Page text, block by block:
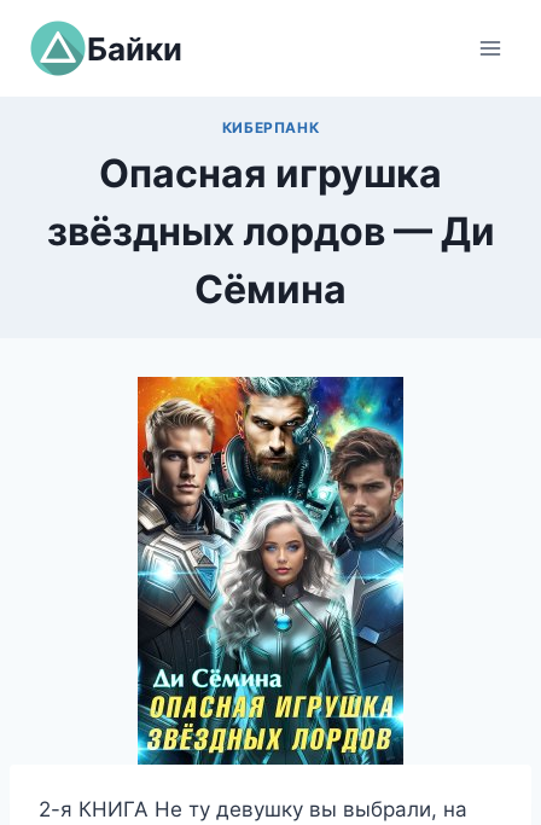
Перейти
содержимому
Байки
КИБЕРПАНК
Опасная игрушка
звёздных лордов — Ди
Сёмина
2-я КНИГА Не ту девушку вы выбрали, на